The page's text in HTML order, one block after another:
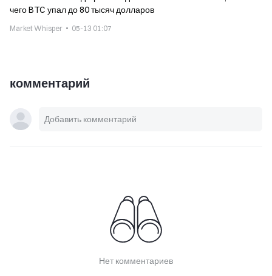
чего BTC упал до 80 тысяч долларов
Market Whisper 05-13 01:07
комментарий
Нет комментариев